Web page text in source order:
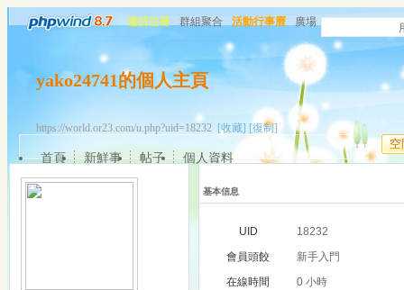
邀請注冊 群組聚合 活動行事曆 廣場
yako24741的個人主頁
https://world.or23.com/u.php?uid=18232 [收藏] [復制]
空
首頁 新鮮事 帖子 個人資料
基本信息
UID
18232
會員頭餃
新手入門
在線時間
0 小時